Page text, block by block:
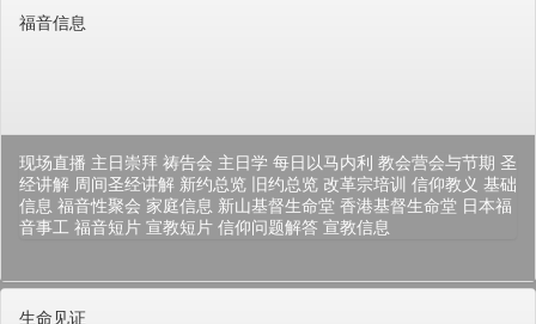
福音信息
现场直播 主日崇拜 祷告会 主日学 每日以马内利 教会营会与节期 圣
经讲解 周间圣经讲解 新约总览 旧约总览 改革宗培训 信仰教义 基础
信息 福音性聚会 家庭信息 新山基督生命堂 香港基督生命堂 日本福
音事工 福音短片 宣教短片 信仰问题解答 宣教信息
生命见证